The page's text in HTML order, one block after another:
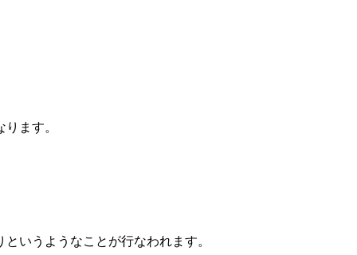
ます。
いうようなことが行なわれます。